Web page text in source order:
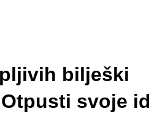
bilješki
svoje